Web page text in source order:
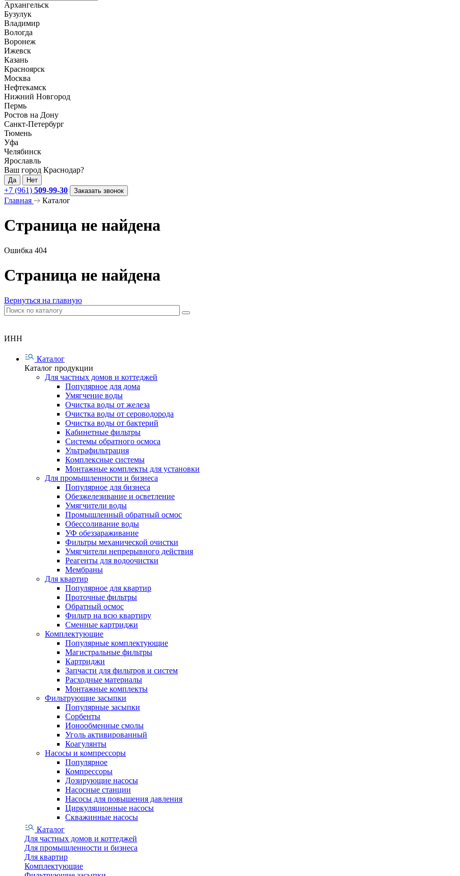
Архангельск
Бузулук
Владимир
Вологда
Воронеж
Ижевск
Казань
Красноярск
Москва
Нефтекамск
Нижний Новгород
Пермь
Ростов на Дону
Санкт-Петербург
Тюмень
Уфа
Челябинск
Ярославль
Ваш город Краснодар?
Да Нет
+7 (961) 509-99-30 Заказать звонок
Главная Каталог
Страница не найдена
Ошибка 404
Страница не найдена
Вернуться на главную
ИНН
Каталог
Каталог продукции
Для частных домов и коттеджей
Популярное для дома
Умягчение воды
Очистка воды от железа
Очистка воды от сероводорода
Очистка воды от бактерий
Кабинетные фильтры
Системы обратного осмоса
Ультрафильтрация
Комплексные системы
Монтажные комплекты для установки
Для промышленности и бизнеса
Популярное для бизнеса
Обезжелезивание и осветление
Умягчители воды
Промышленный обратный осмос
Обессоливание воды
УФ обеззараживание
Фильтры механической очистки
Умягчители непрерывного действия
Реагенты для водоочистки
Мембраны
Для квартир
Популярное для квартир
Проточные фильтры
Обратный осмос
Фильтр на всю квартиру
Сменные картриджи
Комплектующие
Популярные комплектующие
Магистральные фильтры
Картриджи
Запчасти для фильтров и систем
Расходные материалы
Монтажные комплекты
Фильтрующие засыпки
Популярные засыпки
Сорбенты
Ионообменные смолы
Уголь активированный
Коагулянты
Насосы и компрессоры
Популярное
Компрессоры
Дозирующие насосы
Насосные станции
Насосы для повышения давления
Циркуляционные насосы
Скважинные насосы
Каталог
Для частных домов и коттеджей
Для промышленности и бизнеса
Для квартир
Комплектующие